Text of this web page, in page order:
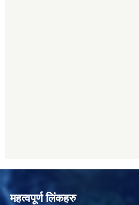
महत्वपूर्ण लिंकहरु